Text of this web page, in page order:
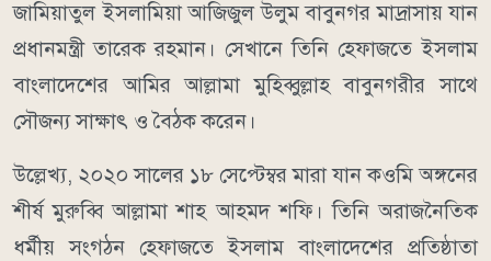
জামিয়াতুল ইসলামিয়া আজিজুল উলুম বাবুনগর মাদ্রাসায় যান
প্রধানমন্ত্রী তারেক রহমান। সেখানে তিনি হেফাজতে ইসলাম
বাংলাদেশের আমির আল্লামা মুহিব্বুল্লাহ বাবুনগরীর সাথে
সৌজন্য সাক্ষাৎ ও বৈঠক করেন।
উল্লেখ্য, ২০২০ সালের ১৮ সেপ্টেম্বর মারা যান কওমি অঙ্গনের
শীর্ষ মুরুব্বি আল্লামা শাহ আহমদ শফি। তিনি অরাজনৈতিক
ধর্মীয় সংগঠন হেফাজতে ইসলাম বাংলাদেশের প্রতিষ্ঠাতা